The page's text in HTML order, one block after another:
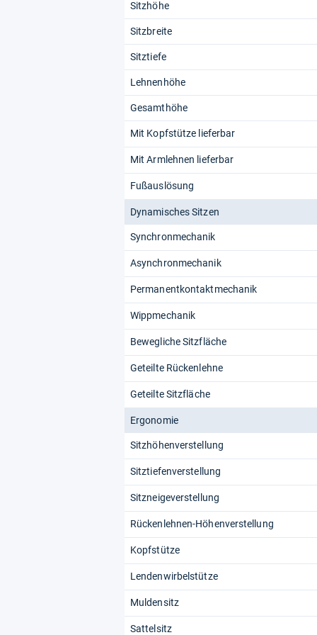
Sitzhöhe
Sitzbreite
Sitztiefe
Lehnenhöhe
Gesamthöhe
Mit Kopfstütze lieferbar
Mit Armlehnen lieferbar
Fußauslösung
Dynamisches Sitzen
Synchronmechanik
Asynchronmechanik
Permanentkontaktmechanik
Wippmechanik
Bewegliche Sitzfläche
Geteilte Rückenlehne
Geteilte Sitzfläche
Ergonomie
Sitzhöhenverstellung
Sitztiefenverstellung
Sitzneigeverstellung
Rückenlehnen-Höhenverstellung
Kopfstütze
Lendenwirbelstütze
Muldensitz
Sattelsitz